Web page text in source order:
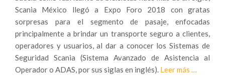
Scania México llegó a Expo Foro 2018 con gratas
sorpresas para el segmento de pasaje, enfocadas
principalmente a brindar un transporte seguro a clientes,
operadores y usuarios, al dar a conocer los Sistemas de
Seguridad Scania (Sistema Avanzado de Asistencia al
Operador o ADAS, por sus siglas en inglés). Leer más …